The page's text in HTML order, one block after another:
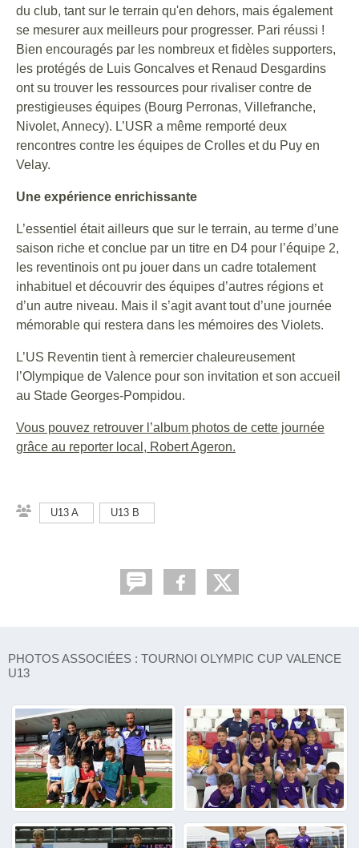
du club, tant sur le terrain qu'en dehors, mais également
se mesurer aux meilleurs pour progresser. Pari réussi !
Bien encouragés par les nombreux et fidèles supporters,
les protégés de Luis Goncalves et Renaud Desgardins
ont su trouver les ressources pour rivaliser contre de
prestigieuses équipes (Bourg Perronas, Villefranche,
Nivolet, Annecy). L’USR a même remporté deux
rencontres contre les équipes de Crolles et du Puy en
Velay.
Une expérience enrichissante
L’essentiel était ailleurs que sur le terrain, au terme d’une
saison riche et conclue par un titre en D4 pour l’équipe 2,
les reventinois ont pu jouer dans un cadre totalement
inhabituel et découvrir des équipes d’autres régions et
d’un autre niveau. Mais il s’agit avant tout d’une journée
mémorable qui restera dans les mémoires des Violets.
L’US Reventin tient à remercier chaleureusement
l’Olympique de Valence pour son invitation et son accueil
au Stade Georges-Pompidou.
Vous pouvez retrouver l’album photos de cette journée
grâce au reporter local, Robert Ageron.
U13 A U13 B
PHOTOS ASSOCIÉES : TOURNOI OLYMPIC CUP VALENCE
U13